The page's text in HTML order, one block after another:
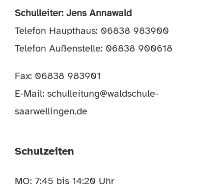
Schulleiter: Jens Annawald
Telefon Haupthaus: 06838 983900
Telefon Außenstelle: 06838 900618
Fax: 06838 983901
E-Mail: schulleitung@waldschule-
saarwellingen.de
Schulzeiten
MO: 7:45 bis 14:20 Uhr